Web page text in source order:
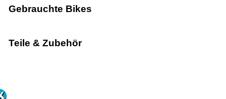
Gebrauchte Bikes
Teile & Zubehör